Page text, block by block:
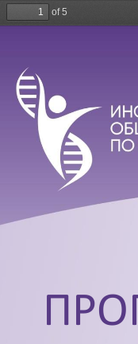
of 5